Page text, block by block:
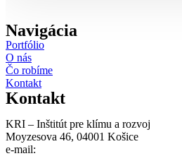
Navigácia
Portfólio
O nás
Čo robíme
Kontakt
Kontakt
KRI – Inštitút pre klímu a rozvoj
Moyzesova 46, 04001 Košice
e-mail: